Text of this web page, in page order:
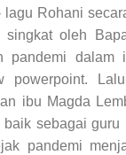
Rohani
singkat oleh
pandemi dalam
powerpoint.
ibu Magda
sebagai guru
pandemi